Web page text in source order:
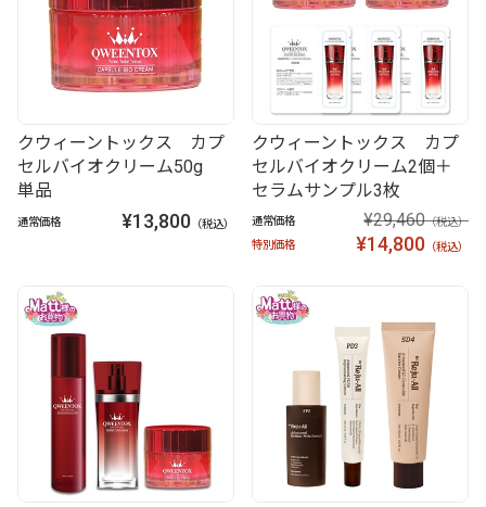
クウィーントックス カプ
セルバイオクリーム50g
単品
通常価格 ¥13,800 （税込）
クウィーントックス カプ
セルバイオクリーム2個＋
セラムサンプル3枚
通常価格 ¥29,460（税込）
特別価格
¥14,800 （税込）